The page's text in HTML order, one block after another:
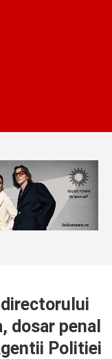
directorului
dosar penal
Politiei